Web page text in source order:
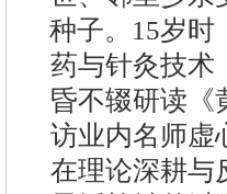
种子。15岁时
药与针灸技术
昏不辍研读《
访业内名师虚
在理论深耕与